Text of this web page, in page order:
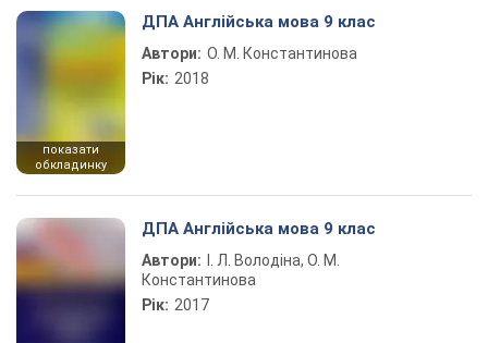
показати
обкладинку
ДПА Англійська мова 9 клас
Автори: О. М. Константинова
Рік: 2018
ДПА Англійська мова 9 клас
Автори:
І. Л. Володіна, О. М.
Константинова
Рік: 2017